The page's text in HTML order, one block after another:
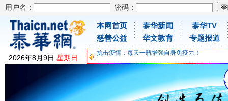
用户名： 密码：
2026年8月9日 星期日
本网首页
慈善公益
泰华新闻
华文教育
泰华TV
专题报道
为时不晚，人体胶原蛋白维C应该这样补充
关爱儿童健康，免费领取日本原装尤妮佳超立体
抗击疫情：每天一瓶增强自身免疫力！
为时不晚，人体胶原蛋白维C应该这样补充
关爱儿童健康，免费领取日本原装尤妮佳超立体
抗击疫情：每天一瓶增强自身免疫力！